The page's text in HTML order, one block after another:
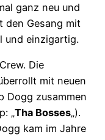
ganz neu und
den Gesang mit
und einzigartig.
Die
mit neuen
Dogg zusammen
„Tha Bosses„).
kam im Jahre